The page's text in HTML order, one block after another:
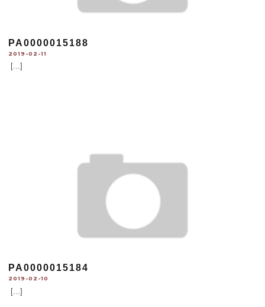
PA0000015188
2019-02-11
[...]
PA0000015184
2019-02-10
[...]